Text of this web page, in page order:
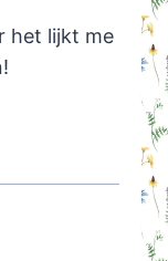
het lijkt me